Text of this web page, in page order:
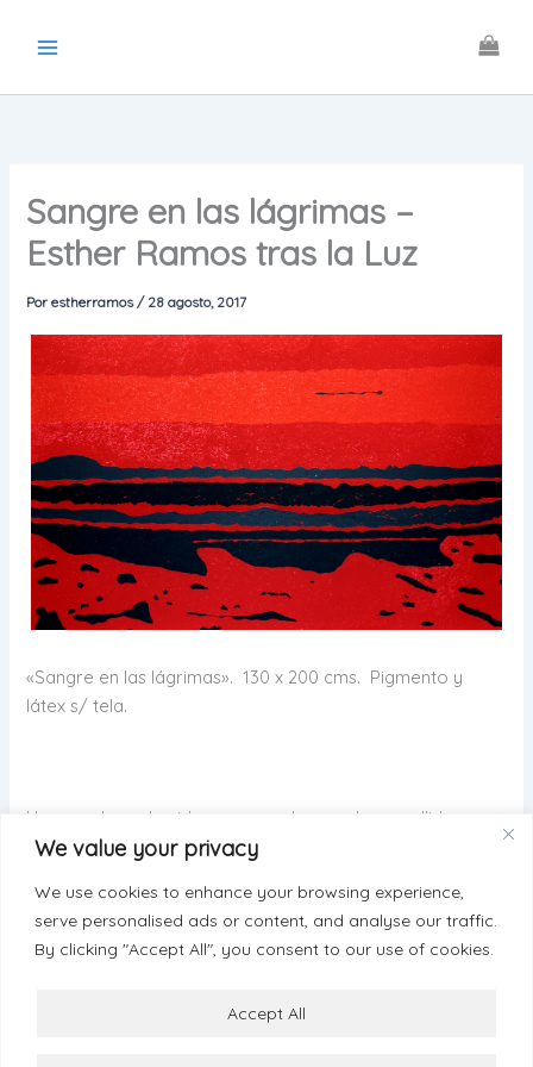
We value your privacy
We use cookies to enhance your browsing experience,
serve personalised ads or content, and analyse our traffic.
By clicking "Accept All", you consent to our use of cookies.
Accept All
Sangre en las lágrimas –
Esther Ramos tras la Luz
Porestherramos/ 28 agosto, 2017
«Sangre en las lágrimas». 130 x 200 cms. Pigmento y
látex s/ tela.
Un mar pleno de vidas y recuerdos que ha engullido,
manteniendo su belleza.